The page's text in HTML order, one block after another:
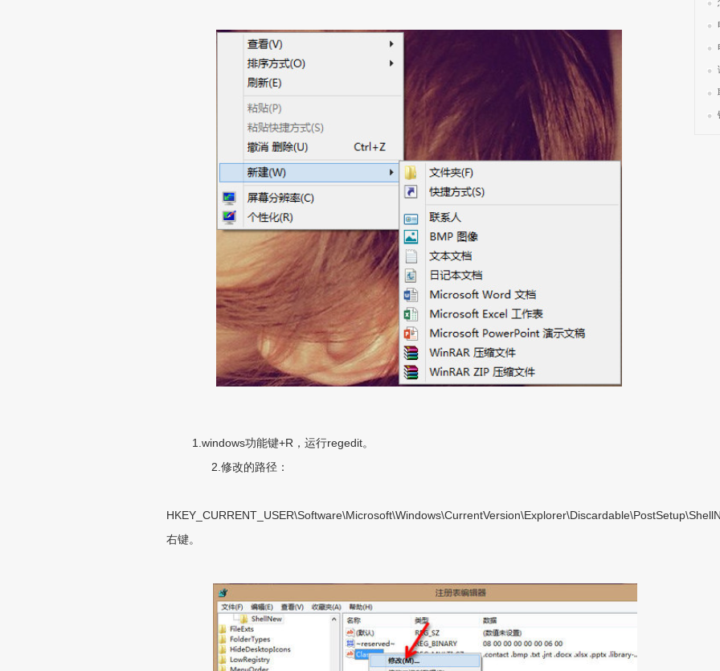
1.windows功能键+R，运行regedit。
2.修改的路径：
右键。